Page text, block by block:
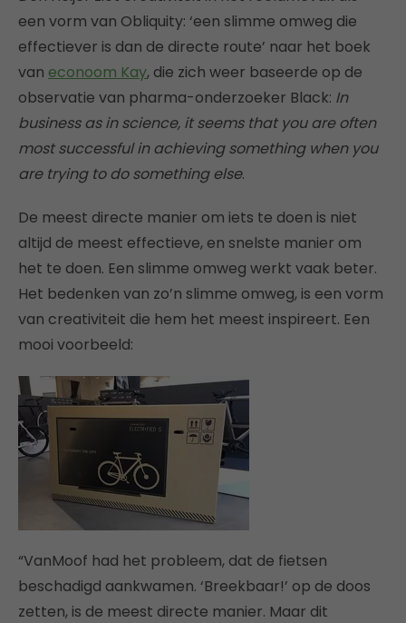
een vorm van Obliquity: ‘een slimme omweg die
effectiever is dan de directe route’ naar het boek
van econoom Kay, die zich weer baseerde op de
observatie van pharma-onderzoeker Black: In
business as in science, it seems that you are often
most successful in achieving something when you
are trying to do something else.
De meest directe manier om iets te doen is niet
altijd de meest effectieve, en snelste manier om
het te doen. Een slimme omweg werkt vaak beter.
Het bedenken van zo’n slimme omweg, is een vorm
van creativiteit die hem het meest inspireert. Een
mooi voorbeeld:
“VanMoof had het probleem, dat de fietsen
beschadigd aankwamen. ‘Breekbaar!’ op de doos
zetten, is de meest directe manier. Maar dit